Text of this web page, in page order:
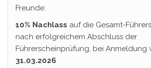
Freunde:
10% Nachlass auf die Gesamt-
nach erfolgreichem Abschluss der
Führerscheinprüfung, bei Anmeldung
31.03.2026